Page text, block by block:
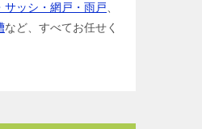
サッシ・網戸・雨戸
など、すべてお任せく